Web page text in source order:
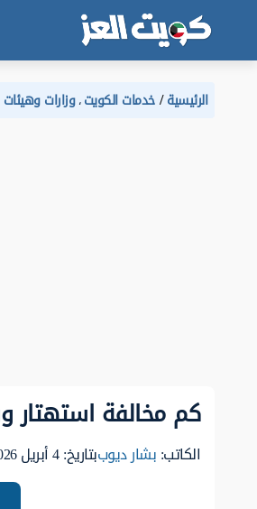
الرئيسية خدمات الكويت،وزارات وهيئات
كم مخالفة استهتار
الكاتب:بشار ديوببتاريخ: 4 أبريل 2026 , 21:12